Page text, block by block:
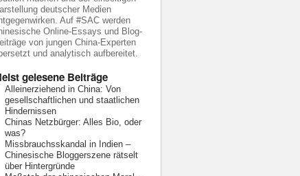
deutscher Medien
Auf #SAC werden
Online-Essays und Blog-
von jungen China-Experten
und analytisch aufbereitet.
gelesene Beiträge
Alleinerziehend in China: Von
gesellschaftlichen und staatlichen
Hindernissen
Chinas Netzbürger: Alles Bio, oder
was?
Missbrauchsskandal in Indien –
Chinesische Bloggerszene rätselt
über Hintergründe